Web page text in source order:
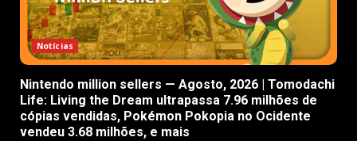
Notícias
Nintendo million sellers — Agosto, 2026 | Tomodachi
Life: Living the Dream ultrapassa 7.96 milhões de
cópias vendidas, Pokémon Pokopia no Ocidente
vendeu 3.68 milhões, e mais